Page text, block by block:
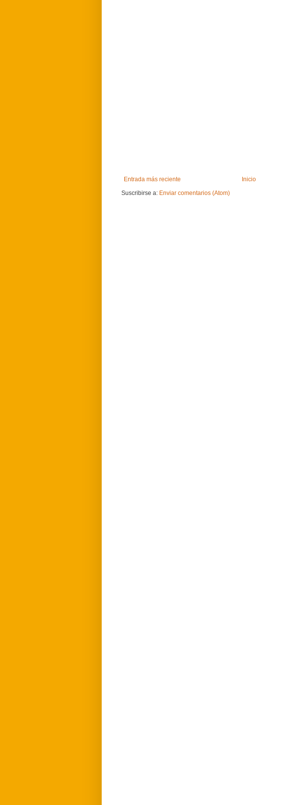
Entrada más reciente
Inicio
Suscribirse a: Enviar comentarios (Atom)